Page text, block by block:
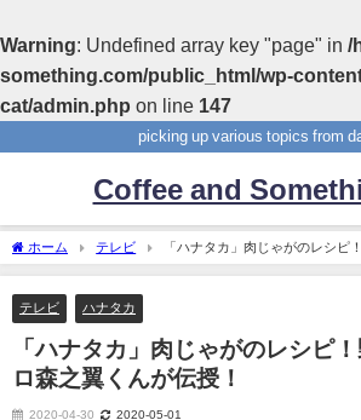
Warning: Undefined array key "page" in /
something.com/public_html/wp-
cat/admin.php on line 147
picking up various topics from
Coffee and
ホーム テレビ
「ハナタカ」肉じゃがのレシピ
んが伝授！
テレビ ハナタカ
「ハナタカ」肉じゃがのレシピ
ロ森之翼くんが伝授！
2020-04-30 2020-05-01